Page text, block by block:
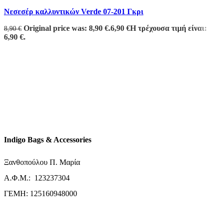
Νεσεσέρ καλλυντικών Verde 07-201 Γκρι
8,90€ Original price was: 8,90 €.6,90 €Η τρέχουσα τιμή είναι:
6,90 €.
Indigo Bags & Accessories
Ξανθοπούλου Π. Μαρία
Α.Φ.Μ.: 123237304
ΓΕΜΗ: 125160948000